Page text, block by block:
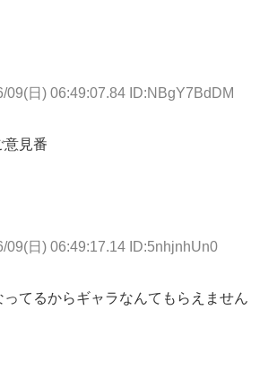
09(日) 06:49:07.84 ID:NBgY7BdDM
意見番
09(日) 06:49:17.14 ID:5nhjnhUn0
てるからギャラなんてもらえません